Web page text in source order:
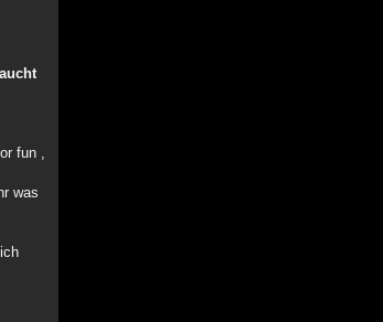
fun ,
was